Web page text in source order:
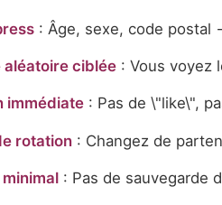
: Âge, sexe, code postal
aléatoire ciblée: Vous voyez
immédiate: Pas de \"like\",
rotation: Changez de
: Pas de sauvegarde